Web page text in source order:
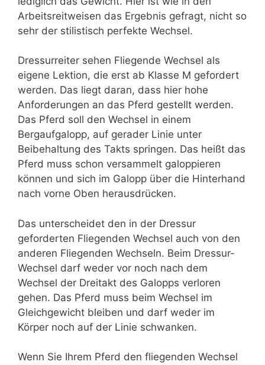
Arbeitsreitweisen das Ergebnis gefragt, nicht so
sehr der stilistisch perfekte Wechsel.
Dressurreiter sehen Fliegende Wechsel als
eigene Lektion, die erst ab Klasse M gefordert
werden. Das liegt daran, dass hier hohe
Anforderungen an das Pferd gestellt werden.
Das Pferd soll den Wechsel in einem
Bergaufgalopp, auf gerader Linie unter
Beibehaltung des Takts springen. Das heißt das
Pferd muss schon versammelt galoppieren
können und sich im Galopp über die Hinterhand
nach vorne Oben herausdrücken.
Das unterscheidet den in der Dressur
geforderten Fliegenden Wechsel auch von den
anderen Fliegenden Wechseln. Beim Dressur-
Wechsel darf weder vor noch nach dem
Wechsel der Dreitakt des Galopps verloren
gehen. Das Pferd muss beim Wechsel im
Gleichgewicht bleiben und darf weder im
Körper noch auf der Linie schwanken.
Wenn Sie Ihrem Pferd den fliegenden Wechsel